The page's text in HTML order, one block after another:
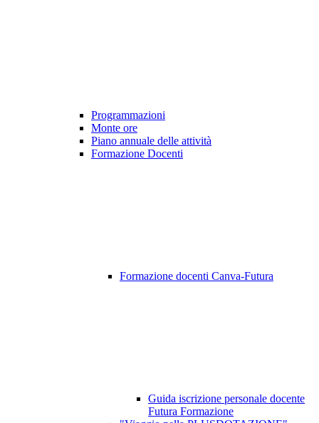
Programmazioni
Monte ore
Piano annuale delle attività
Formazione Docenti
Formazione docenti Canva-Futura
Guida iscrizione personale docente
Futura Formazione